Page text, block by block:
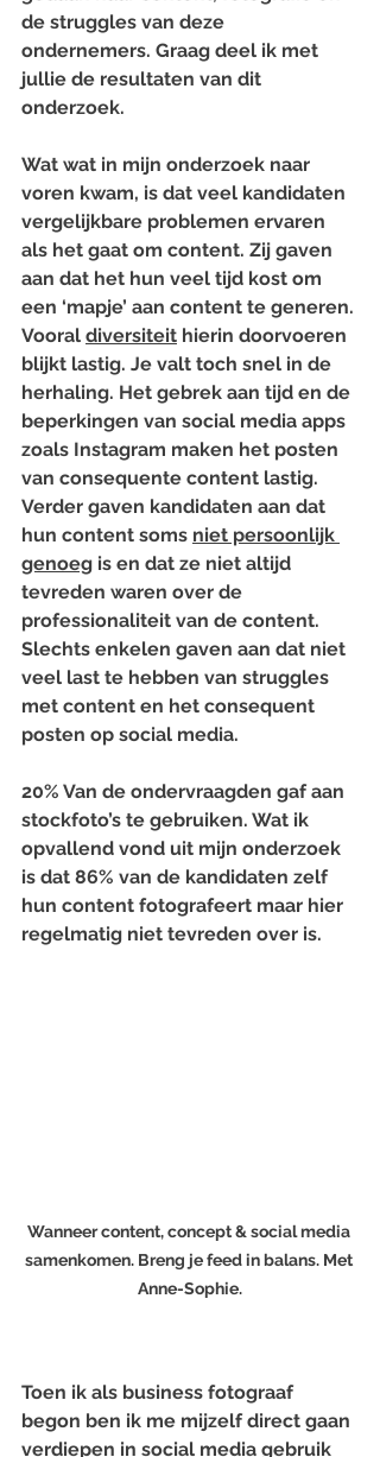
de struggles van deze
ondernemers. Graag deel ik met
jullie de resultaten van dit
onderzoek.
Wat wat in mijn onderzoek naar
voren kwam, is dat veel kandidaten
vergelijkbare problemen ervaren
als het gaat om content. Zij gaven
aan dat het hun veel tijd kost om
een ‘mapje’ aan content te generen.
Vooral diversiteit hierin doorvoeren
blijkt lastig. Je valt toch snel in de
herhaling. Het gebrek aan tijd en de
beperkingen van social media apps
zoals Instagram maken het posten
van consequente content lastig.
Verder gaven kandidaten aan dat
hun content soms niet persoonlijk
genoeg is en dat ze niet altijd
tevreden waren over de
professionaliteit van de content.
Slechts enkelen gaven aan dat niet
veel last te hebben van struggles
met content en het consequent
posten op social media.
20% Van de ondervraagden gaf aan
stockfoto’s te gebruiken. Wat ik
opvallend vond uit mijn onderzoek
is dat 86% van de kandidaten zelf
hun content fotografeert maar hier
regelmatig niet tevreden over is.
Wanneer content, concept & social media
samenkomen. Breng je feed in balans. Met
Anne-Sophie.
Toen ik als business fotograaf
begon ben ik me mijzelf direct gaan
verdiepen in social media gebruik